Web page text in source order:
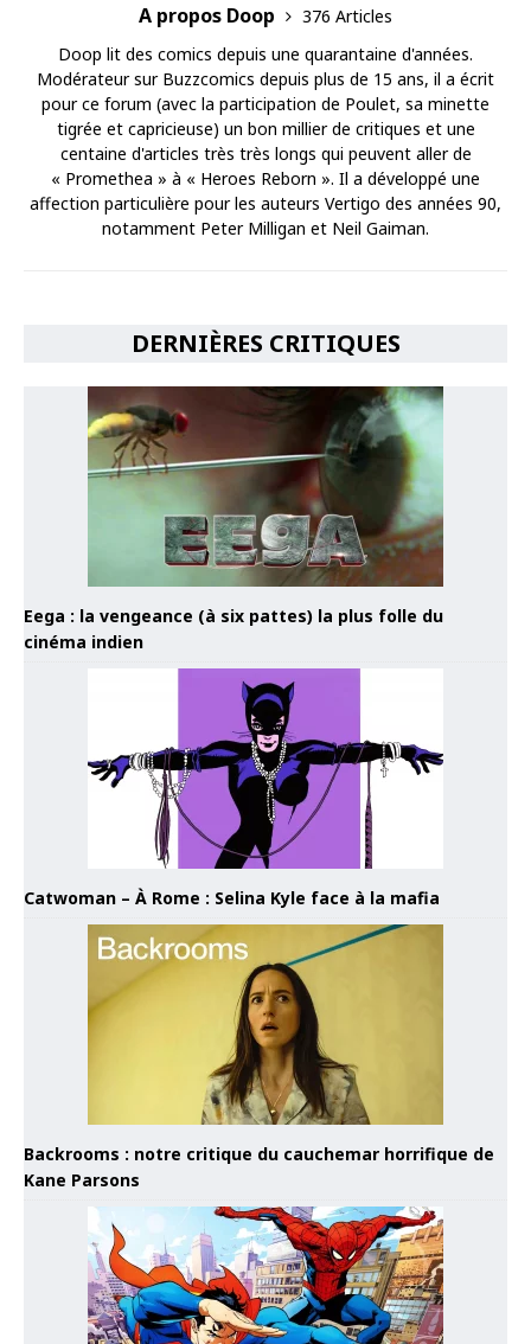
A propos Doop
376 Articles
Doop lit des comics depuis une quarantaine d'années.
Modérateur sur Buzzcomics depuis plus de 15 ans, il a écrit
pour ce forum (avec la participation de Poulet, sa minette
tigrée et capricieuse) un bon millier de critiques et une
centaine d'articles très très longs qui peuvent aller de
« Promethea » à « Heroes Reborn ». Il a développé une
affection particulière pour les auteurs Vertigo des années 90,
notamment Peter Milligan et Neil Gaiman.
DERNIÈRES CRITIQUES
Eega : la vengeance (à six pattes) la plus folle du
cinéma indien
Catwoman – À Rome : Selina Kyle face à la mafia
Backrooms : notre critique du cauchemar horrifique de
Kane Parsons